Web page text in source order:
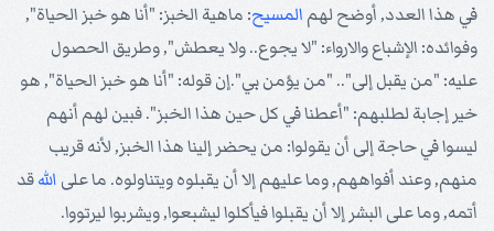
في هذا العدد, أوضح لهم المسيح: ماهية الخبز: "أنا هو خبز الحياة",
وفوائده: الإشباع والارواء: "لا يجوع.. ولا يعطش", وطريق الحصول
عليه: "من يقبل إلى".. "من يؤمن بي".إن قوله: "أنا هو خبز الحياة", هو
خير إجابة لطلبهم: "أعطنا في كل حين هذا الخبز". فبين لهم أنهم
ليسوا في حاجة إلى أن يقولوا: من يحضر إلينا هذا الخبز, لأنه قريب
منهم, وعند أفواههم, وما عليهم إلا أن يقبلوه ويتناولوه. ما على اللهقد
أتمه, وما على البشر إلا أن يقبلوا فيأكلوا ليشبعوا, ويشربوا ليرتووا.